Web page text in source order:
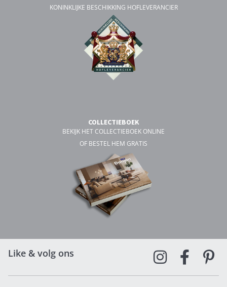
KONINKLIJKE BESCHIKKING HOFLEVERANCIER
COLLECTIEBOEK
BEKIJK HET COLLECTIEBOEK ONLINE
OF BESTEL HEM GRATIS
Like & volg ons